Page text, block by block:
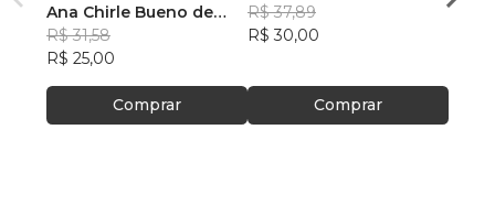
Ana Chirle Bueno de
Souza
R$ 31,58
R$ 25,00
Comprar
Spinelli
R$ 37,89
R$ 30,00
Comprar
Ana